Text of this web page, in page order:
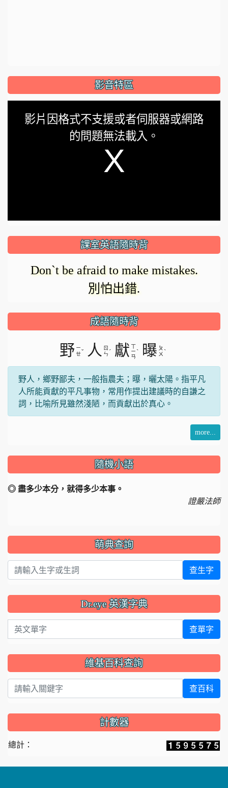
影音特區
影片因格式不支援或者伺服器或網路
的問題無法載入。
課室英語隨時背
Don`t be afraid to make mistakes.
別怕出錯.
成語隨時背
野 ㄧ
ㄝˇ 人
ㄖ
ㄣ ˊ 獻 ㄒ
ㄧ
ㄢ
ˋ 曝 ㄆ
ㄨ ˋ
野人，鄉野鄙夫，一般指農夫；曝，曬太陽。指平凡
人所能貢獻的平凡事物，常用作提出建議時的自謙之
詞，比喻所見雖然淺陋，而貢獻出於真心。
more...
隨機小語
◎ 盡多少本分，就得多少本事。
證嚴法師
萌典查詢
查生字
Dr.eye 英漢字典
英文單字 查單字
維基百科查詢
查百科
計數器
總計：